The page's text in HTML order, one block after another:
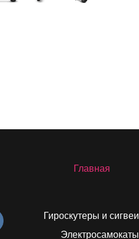
Гироскутеры и сигвеи
Электросамокаты
Главная